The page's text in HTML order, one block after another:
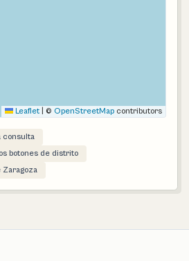
Leaflet © OpenStreetMap contributors
consulta
botones de distrito
Zaragoza